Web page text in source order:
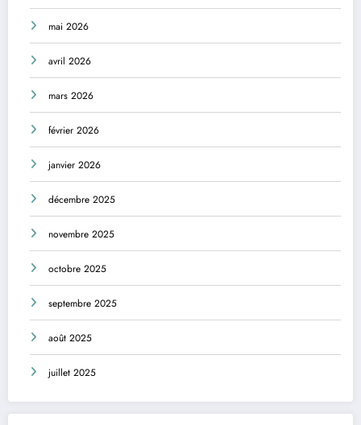
mai 2026
avril 2026
mars 2026
février 2026
janvier 2026
décembre 2025
novembre 2025
octobre 2025
septembre 2025
août 2025
juillet 2025